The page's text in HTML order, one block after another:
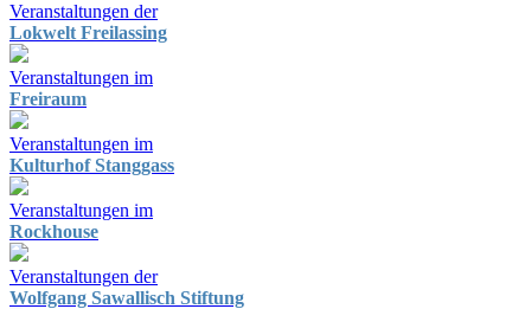
Veranstaltungen der
Lokwelt Freilassing
Veranstaltungen im
Freiraum
Veranstaltungen im
Kulturhof Stanggass
Veranstaltungen im
Rockhouse
Veranstaltungen der
Wolfgang Sawallisch Stiftung